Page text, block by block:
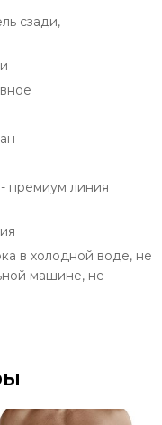
сзади,
премиум линия
в холодной воде, не
машине, не